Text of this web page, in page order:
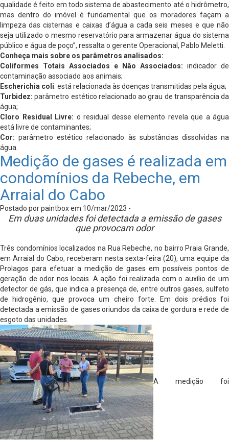
qualidade é feito em todo sistema de abastecimento até o hidrômetro,
mas dentro do imóvel é fundamental que os moradores façam a
limpeza das cisternas e caixas d’água a cada seis meses e que não
seja utilizado o mesmo reservatório para armazenar água do sistema
público e água de poço”, ressalta o gerente Operacional, Pablo Meletti.
Conheça mais sobre os parâmetros analisados:
Coliformes Totais Associados e Não Associados: indicador de
contaminação associado aos animais;
Escherichia coli: está relacionada às doenças transmitidas pela água;
Turbidez: parâmetro estético relacionado ao grau de transparência da
água;
Cloro Residual Livre: o residual desse elemento revela que a água
está livre de contaminantes;
Cor: parâmetro estético relacionado às substâncias dissolvidas na
água.
Medição de gases é realizada em
condomínios da Rebeche, em
Arraial do Cabo
Postado por paintbox em 10/mar/2023 -
Em duas unidades foi detectada a emissão de gases
que provocam odor
Três condomínios localizados na Rua Rebeche, no bairro Praia Grande,
em Arraial do Cabo, receberam nesta sexta-feira (20), uma equipe da
Prolagos para efetuar a medição de gases em possíveis pontos de
geração de odor nos locais. A ação foi realizada com o auxílio de um
detector de gás, que indica a presença de, entre outros gases, sulfeto
de hidrogênio, que provoca um cheiro forte. Em dois prédios foi
detectada a emissão de gases oriundos da caixa de gordura e rede de
esgoto das unidades.
A medição foi